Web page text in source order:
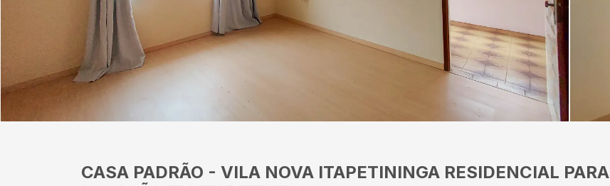
CASA PADRÃO - VILA NOVA ITAPETININGA RESIDENCIAL PARA